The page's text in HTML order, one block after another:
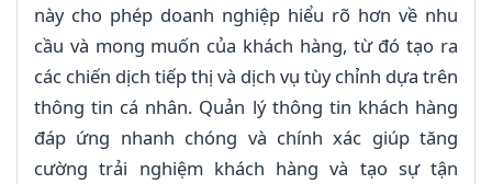
này cho phép doanh nghiệp hiểu rõ hơn về nhu
cầu và mong muốn của khách hàng, từ đó tạo ra
các chiến dịch tiếp thị và dịch vụ tùy chỉnh dựa trên
thông tin cá nhân. Quản lý thông tin khách hàng
đáp ứng nhanh chóng và chính xác giúp tăng
cường trải nghiệm khách hàng và tạo sự tận